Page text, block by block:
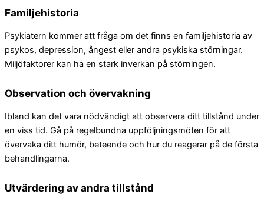
Familjehistoria
Psykiatern kommer att fråga om det finns en familjehistoria av
psykos, depression, ångest eller andra psykiska störningar.
Miljöfaktorer kan ha en stark inverkan på störningen.
Observation och övervakning
Ibland kan det vara nödvändigt att observera ditt tillstånd under
en viss tid. Gå på regelbundna uppföljningsmöten för att
övervaka ditt humör, beteende och hur du reagerar på de första
behandlingarna.
Utvärdering av andra tillstånd